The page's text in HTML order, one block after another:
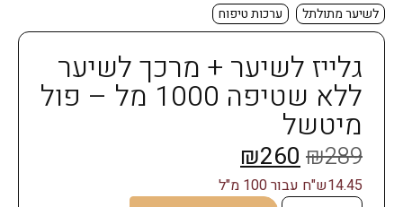
גלייז לשיער + מרכך לשיער
ללא שטיפה 1000 מל – פול
מיטשל
₪289
₪260
14.45ש"ח עבור 100 מ"ל
לשיער מתולתל
ערכות טיפוח